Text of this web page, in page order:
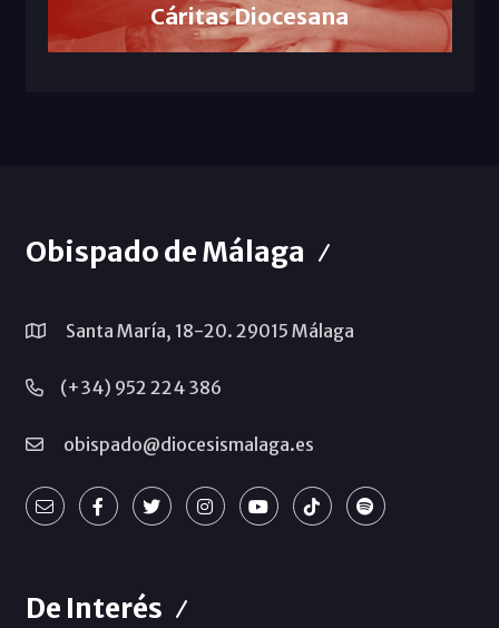
Cáritas Diocesana
Obispado de Málaga
Santa María, 18-20. 29015 Málaga
(+34) 952 224 386
obispado@diocesismalaga.es
De Interés